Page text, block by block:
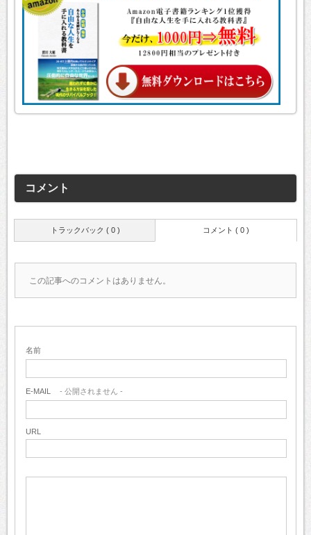
コメント
トラックバック ( 0 ) コメント ( 0 )
この記事へのコメントはありません。
名前
E-MAIL - 公開されません -
URL